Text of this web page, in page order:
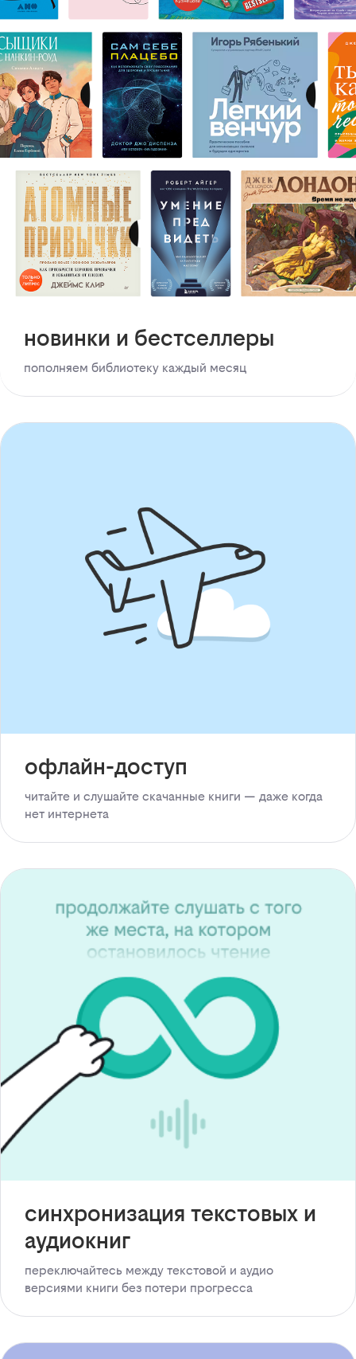
новинки и бестселлеры
пополняем библиотеку каждый месяц
офлайн-доступ
читайте и слушайте скачанные книги — даже когда
нет интернета
синхронизация текстовых и
аудиокниг
переключайтесь между текстовой и аудио
версиями книги без потери прогресса